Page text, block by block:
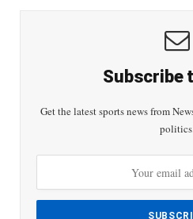
Subscribe
Get the latest sports news from